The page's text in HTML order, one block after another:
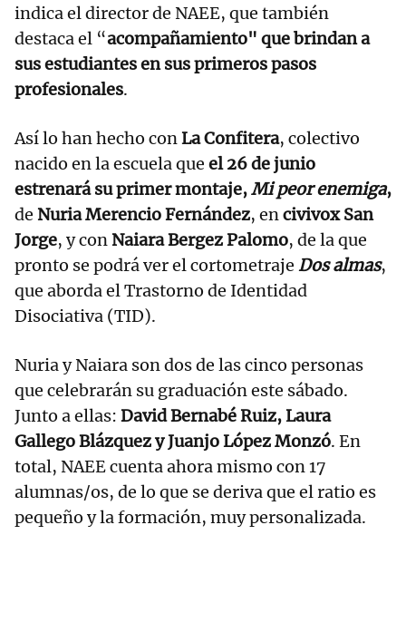
indica el director de NAEE, que también
destaca el “acompañamiento" que brindan a
sus estudiantes en sus primeros pasos
profesionales.
Así lo han hecho conLa Confitera, colectivo
nacido en la escuela que el 26 de junio
estrenará su primer montaje,Mi peor enemiga,
de Nuria Merencio Fernández, encivivox San
Jorge, y con Naiara Bergez Palomo, de la que
pronto se podrá ver el cortometraje Dos almas,
que aborda el Trastorno de Identidad
Disociativa (TID).
Nuria y Naiara son dos de las cinco personas
que celebrarán su graduación este sábado.
Junto a ellas: David Bernabé Ruiz, Laura
Gallego Blázquez y Juanjo López Monzó. En
total, NAEE cuenta ahora mismo con 17
alumnas/os, de lo que se deriva que el ratio es
pequeño y la formación, muy personalizada.